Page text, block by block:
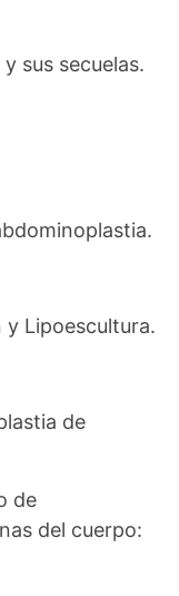
sus secuelas.
Lipoescultura.
de
de
del cuerpo: